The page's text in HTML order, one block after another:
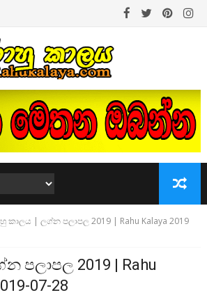
කාලය | ලග්න පලාපල 2019 | Rahu Kalaya 2019
පලාපල 2019 | Rahu
07-28